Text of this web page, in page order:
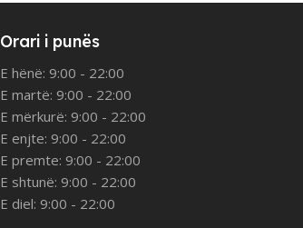
Orari i punës
E hënë: 9:00 - 22:00
E martë: 9:00 - 22:00
E mërkurë: 9:00 - 22:00
E enjte: 9:00 - 22:00
E premte: 9:00 - 22:00
E shtunë: 9:00 - 22:00
E diel: 9:00 - 22:00